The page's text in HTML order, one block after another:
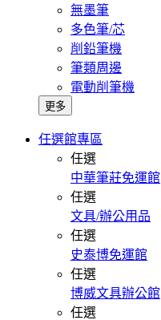
無墨筆
多色筆/芯
削鉛筆機
筆類周邊
電動削筆機
更多
任選館專區
任選
中華筆莊免運館
任選
文具/辦公用品
任選
史泰博免運館
任選
博威文具辦公館
任選